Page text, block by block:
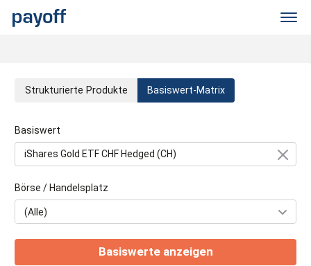
S
t
r
u
k
Strukturierte Produkte Basiswert-Matrix
Basiswert
Börse / Handelsplatz
Basiswerte anzeigen